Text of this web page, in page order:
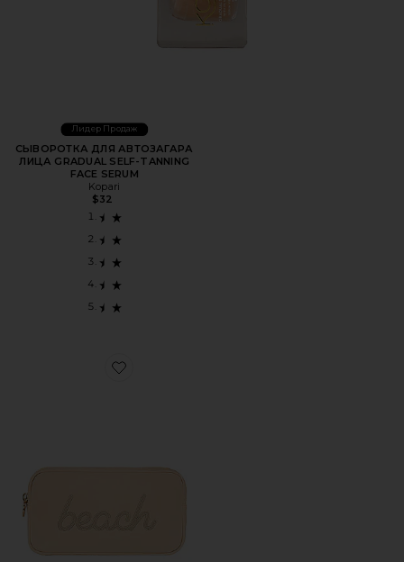
Лидер Продаж
СЫВОРОТКА ДЛЯ АВТОЗАГАРА
ЛИЦА GRADUAL SELF-TANNING
FACE SERUM
Kopari
$32
Favorite ДОРОЖНЫЙ КЛАТЧ SAND "BEACH"